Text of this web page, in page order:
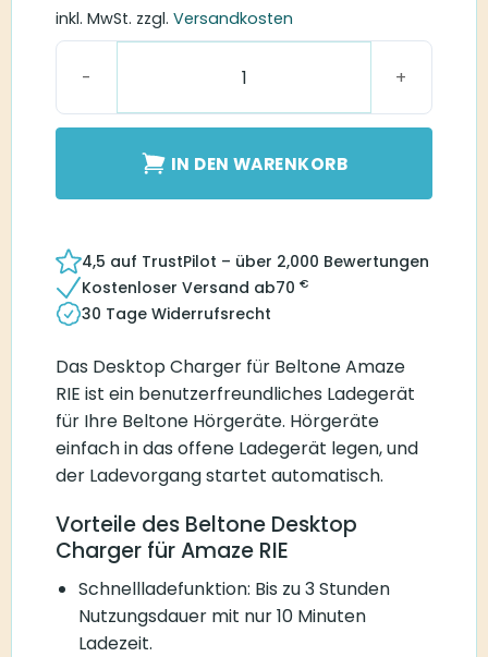
inkl. MwSt. zzgl. Versandkosten
IN DEN WARENKORB
4,5 auf TrustPilot – über 2,000 Bewertungen
Kostenloser Versand ab70 €
30 Tage Widerrufsrecht
Das Desktop Charger für Beltone Amaze
RIE ist ein benutzerfreundliches Ladegerät
für Ihre Beltone Hörgeräte. Hörgeräte
einfach in das offene Ladegerät legen, und
der Ladevorgang startet automatisch.
Vorteile des Beltone Desktop
Charger für Amaze RIE
Schnellladefunktion: Bis zu 3 Stunden
Nutzungsdauer mit nur 10 Minuten
Ladezeit.